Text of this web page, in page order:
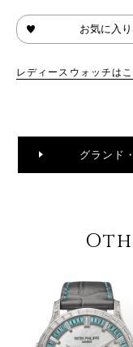
お気に入
レディースウォッチはこ
グランド